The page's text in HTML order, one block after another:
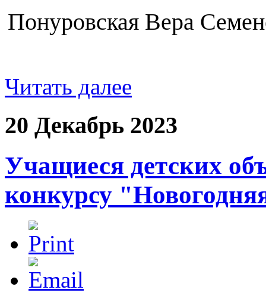
Понуровская Вера
Читать далее
20 Декабрь 2023
Учащиеся детских
конкурсу